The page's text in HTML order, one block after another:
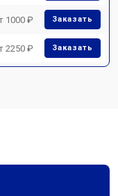
1000 ₽ Заказать
2250 ₽ Заказать